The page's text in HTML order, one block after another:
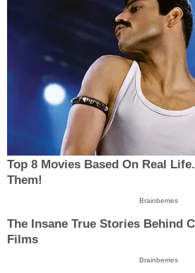
Top 8 Movies Based On Real
Them!
Brainberries
The Insane True Stories Behind
Films
Brainberries